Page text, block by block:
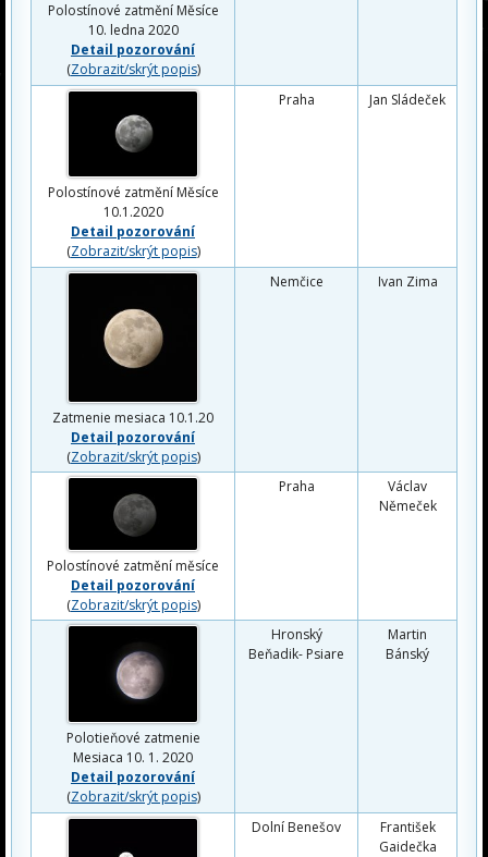
Polostínové zatmění Měsíce
10. ledna 2020
Detail pozorování
(Zobrazit/skrýt popis)
Polostínové zatmění Měsíce
10.1.2020
Detail pozorování
(Zobrazit/skrýt popis)
Praha Jan Sládeček
Zatmenie mesiaca 10.1.20
Detail pozorování
(Zobrazit/skrýt popis)
Nemčice Ivan Zima
Polostínové zatmění měsíce
Detail pozorování
(Zobrazit/skrýt popis)
Praha
Václav
Němeček
Polotieňové zatmenie
Mesiaca 10. 1. 2020
Detail pozorování
(Zobrazit/skrýt popis)
Hronský
Beňadik- Psiare
Martin
Bánský
Dolní Benešov
František
Gaidečka